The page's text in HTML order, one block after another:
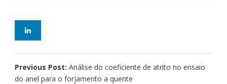
Previous Post: Análise do coeficiente de atrito no ensaio
do anel para o forjamento a quente